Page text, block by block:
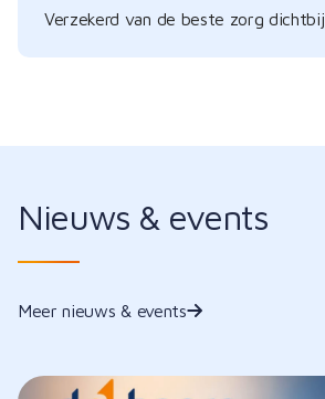
Verzekerd van de beste zorg dichtbij
Nieuws & events
Meer nieuws & events